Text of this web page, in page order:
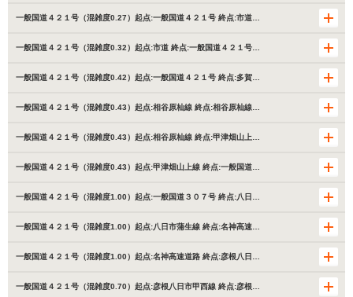
一般国道４２１号（混雑度0.27）起点:一般国道４２１号 終点:市道…
一般国道４２１号（混雑度0.32）起点:市道 終点:一般国道４２１号…
一般国道４２１号（混雑度0.42）起点:一般国道４２１号 終点:多賀…
一般国道４２１号（混雑度0.43）起点:相谷原杣線 終点:相谷原杣線…
一般国道４２１号（混雑度0.43）起点:相谷原杣線 終点:甲津畑山上…
一般国道４２１号（混雑度0.43）起点:甲津畑山上線 終点:一般国道…
一般国道４２１号（混雑度1.00）起点:一般国道３０７号 終点:八日…
一般国道４２１号（混雑度1.00）起点:八日市蒲生線 終点:名神高速…
一般国道４２１号（混雑度1.00）起点:名神高速道路 終点:彦根八日…
一般国道４２１号（混雑度0.70）起点:彦根八日市甲西線 終点:彦根…